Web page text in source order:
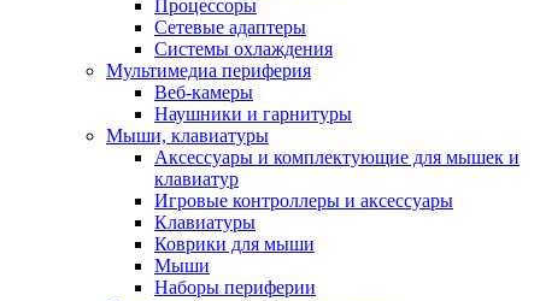
Процессоры
Сетевые адаптеры
Системы охлаждения
Мультимедиа периферия
Веб-камеры
Наушники и гарнитуры
Мыши, клавиатуры
Аксессуары и комплектующие для мышек и
клавиатур
Игровые контроллеры и аксессуары
Клавиатуры
Коврики для мыши
Мыши
Наборы периферии